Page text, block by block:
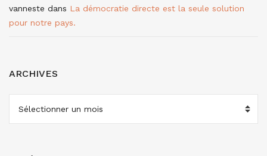
vanneste dans La démocratie directe est la seule solution
pour notre pays.
ARCHIVES
ARCHIVES